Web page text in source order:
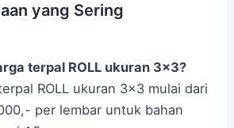
yang Sering
terpal ROLL ukuran 3×3?
ROLL ukuran 3×3 mulai dari
per lembar untuk bahan